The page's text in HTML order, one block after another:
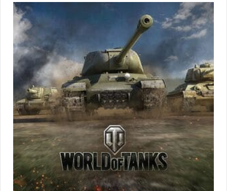
и
сериалы
Электроника
Прочее
Игры,
тесты,